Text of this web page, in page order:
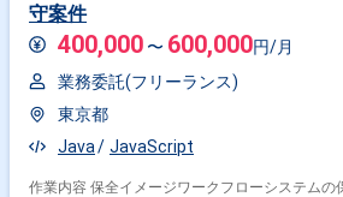
守案件
400,000 〜 600,000円/月
業務委託(フリーランス)
東京都
Java
JavaScript
作業内容 保全イメージワークフローシステムの